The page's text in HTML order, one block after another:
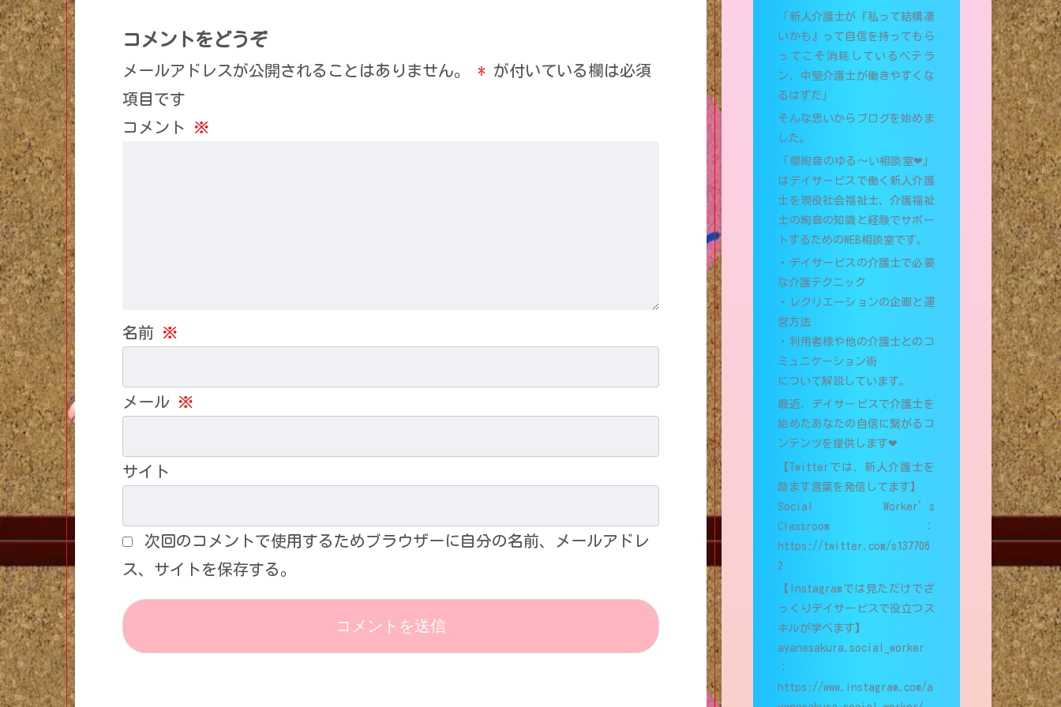
コメントをどうぞ
メールアドレスが公開されることはありません。 * が付いている欄は必須
項目です
コメント
※
名前 ※
メール ※
サイト
次回のコメントで使用するためブラウザーに自分の名前、メールアドレ
ス、サイトを保存する。
「新人介護士が『私って結構凄
いかも』って自信を持ってもら
ってこそ消耗しているベテラ
ン、中堅介護士が働きやすくな
るはずだ」
そんな思いからブログを始めま
した。
「櫻絢音のゆる〜い相談室❤︎」
はデイサービスで働く新人介護
士を現役社会福祉士、介護福祉
士の絢音の知識と経験でサポー
トするためのWEB相談室です。
・デイサービスの介護士で必要
な介護テクニック
・レクリエーションの企画と運
営方法
・利用者様や他の介護士とのコ
ミュニケーション術
について解説しています。
最近、デイサービスで介護士を
始めたあなたの自信に繋がるコ
ンテンツを提供します❤︎
【Twitterでは、新人介護士を
励ます言葉を発信してます】
Social Worker’s
Classroom：
https://twitter.com/s137706
2
【Instagramでは見ただけでざ
っくりデイサービスで役立つス
キルが学べます】
ayanesakura.social_worker
：
https://www.instagram.com/a